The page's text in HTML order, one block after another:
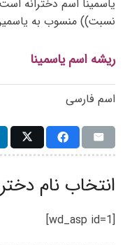
یاسمینا اسم دخترانه
نسبت)) منسوب به
ریشه اسم یاسمینا
اسم فارسی
انتخاب نام
[wd_asp id=1]